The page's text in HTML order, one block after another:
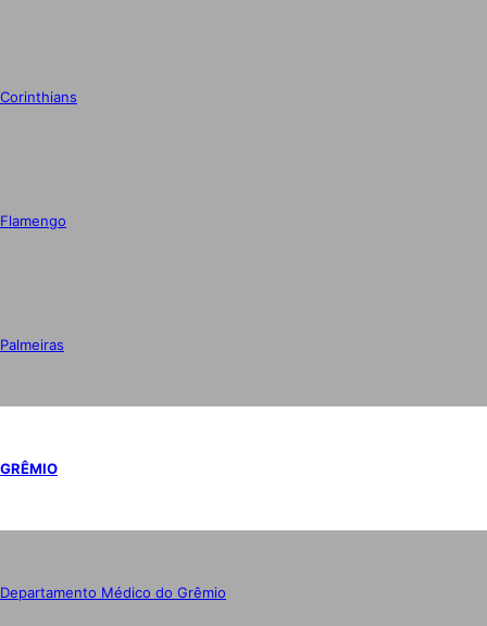
Corinthians
Flamengo
Palmeiras
GRÊMIO
Departamento Médico do Grêmio